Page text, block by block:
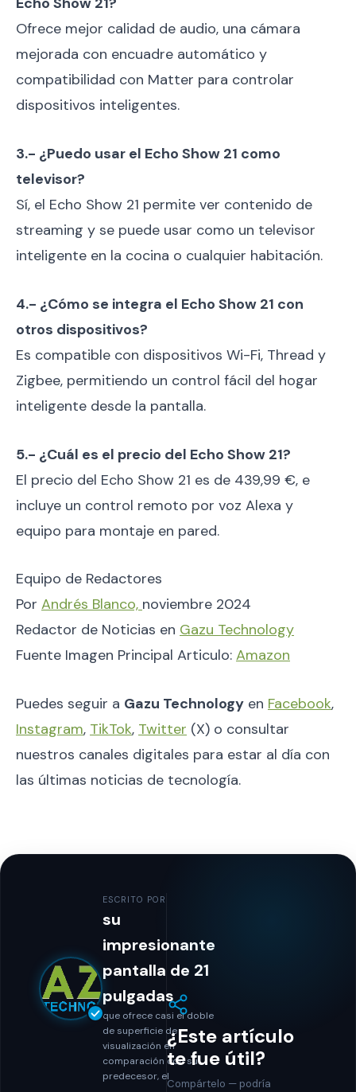
Ofrece mejor calidad de audio, una cámara
mejorada con encuadre automático y
compatibilidad con Matter para controlar
dispositivos inteligentes.
3.- ¿Puedo usar el Echo Show 21 como
televisor?
Sí, el Echo Show 21 permite ver contenido de
streaming y se puede usar como un televisor
inteligente en la cocina o cualquier habitación.
4.- ¿Cómo se integra el Echo Show 21 con
otros dispositivos?
Es compatible con dispositivos Wi-Fi, Thread y
Zigbee, permitiendo un control fácil del hogar
inteligente desde la pantalla.
5.- ¿Cuál es el precio del Echo Show 21?
El precio del Echo Show 21 es de 439,99 €, e
incluye un control remoto por voz Alexa y
equipo para montaje en pared.
Equipo de Redactores
Por Andrés Blanco, noviembre 2024
Redactor de Noticias en Gazu Technology
Fuente Imagen Principal Articulo: Amazon
Puedes seguir a Gazu Technology en Facebook,
Instagram, TikTok, Twitter (X) o consultar
nuestros canales digitales para estar al día con
las últimas noticias de tecnología.
ESCRITO POR
su
impresionante
pantalla de 21
pulgadas
que ofrece casi el doble
de superficie de
visualización en
comparación con su
predecesor, el
¿Este artículo
te fue útil?
Compártelo — podría